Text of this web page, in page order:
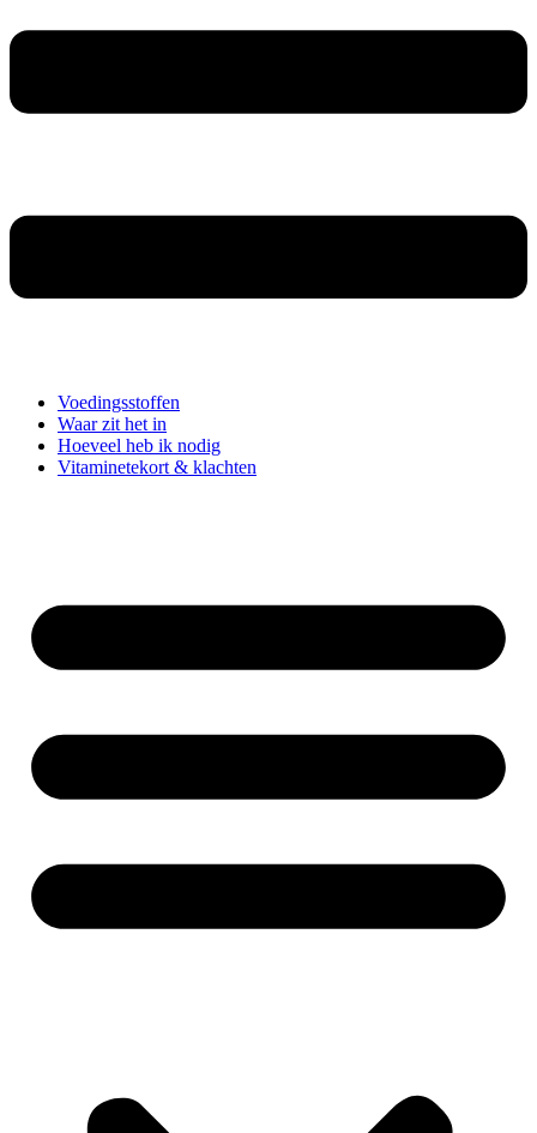
Voedingsstoffen
Waar zit het in
Hoeveel heb ik nodig
Vitaminetekort & klachten